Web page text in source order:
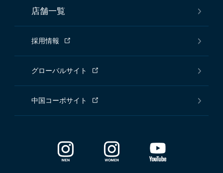
店舗一覧
採用情報
グローバルサイト
中国コーポサイト